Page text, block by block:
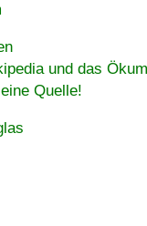
und das
Quelle!